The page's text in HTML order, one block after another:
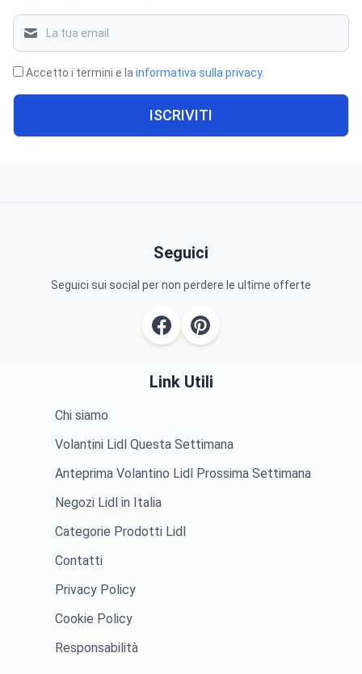
Accetto i termini e la informativa sulla privacy.
ISCRIVITI
Seguici
Seguici sui social per non perdere le ultime offerte
Link Utili
Chi siamo
Volantini Lidl Questa Settimana
Anteprima Volantino Lidl Prossima Settimana
Negozi Lidl in Italia
Categorie Prodotti Lidl
Contatti
Privacy Policy
Cookie Policy
Responsabilità